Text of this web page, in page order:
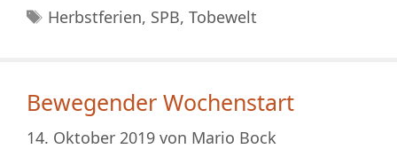
Schlagwörter
Herbstferien, SPB, Tobewelt
Bewegender Wochenstart
14. Oktober 2019 von Mario Bock